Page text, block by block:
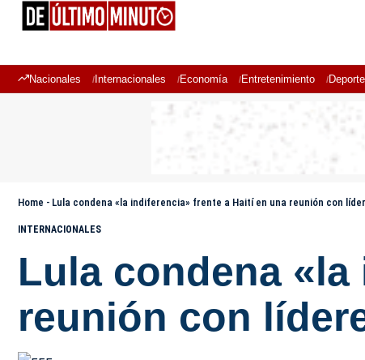
Nacionales Internacionales Economía Entretenimiento
Home - Lula condena «la indiferencia» frente a Haití en una reunión con
INTERNACIONALES
Lula condena
reunión con